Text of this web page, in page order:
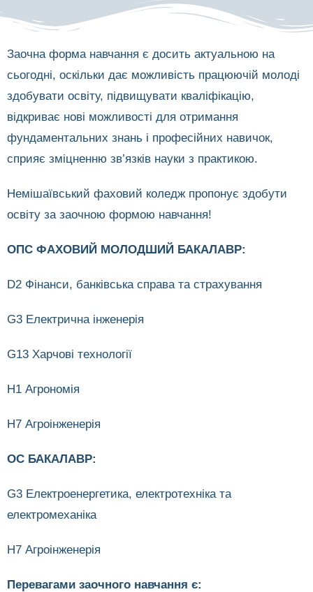
Заочна форма навчання є досить актуальною на
сьогодні, оскільки дає можливість працюючій молоді
здобувати освіту, підвищувати кваліфікацію,
відкриває нові можливості для отримання
фундаментальних знань і професійних навичок,
сприяє зміцненню зв’язків науки з практикою.
Немішаївський фаховий коледж пропонує здобути
освіту за заочною формою навчання!
ОПС ФАХОВИЙ МОЛОДШИЙ БАКАЛАВР:
D2 Фінанси, банківська справа та страхування
G3 Електрична інженерія
G13 Харчові технології
H1 Агрономія
H7 Агроінженерія
ОС БАКАЛАВР:
G3 Електроенергетика, електротехніка та
електромеханіка
H7 Агроінженерія
Перевагами заочного навчання є: